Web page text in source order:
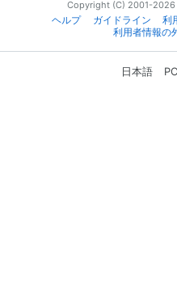
Copyright (C) 2001-2026
ヘルプ
ガイドライン 利
利用者情報の
日本語